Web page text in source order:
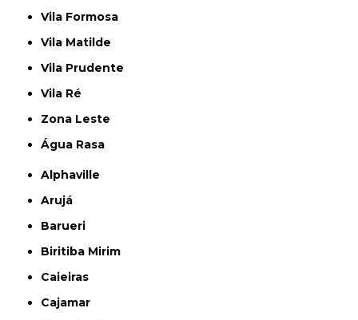
Vila Formosa
Vila Matilde
Vila Prudente
Vila Ré
Zona Leste
Água Rasa
Alphaville
Arujá
Barueri
Biritiba Mirim
Caieiras
Cajamar